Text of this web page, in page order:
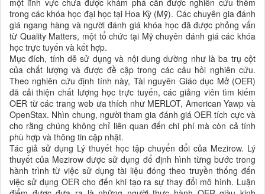
trong các khóa học đại học tại Hoa Kỳ (Mỹ). Các chuyên gia đánh
giá ngang hàng và người đánh giá khóa học đã được phỏng vấn
từ Quality Matters, một tổ chức tại Mỹ chuyên đánh giá các khóa
học trực tuyến và kết hợp.
Mục đích, tính dễ sử dụng và nội dung dường như là ba trụ cột
của chất lượng và được đề cập trong các câu hỏi nghiên cứu.
Theo nghiên cứu định tính này, Tài nguyên Giáo dục Mở (OER)
đã cải thiện chất lượng học trực tuyến, các giảng viên tìm kiếm
OER từ các trang web ưa thích như MERLOT, American Yawp và
OpenStax. Nhìn chung, người tham gia đánh giá OER tích cực và
cho rằng chúng không chỉ liên quan đến chi phí mà còn cả tính
phù hợp và thông tin cập nhật.
Tác giả sử dụng Lý thuyết học tập chuyển đổi của Mezirow. Lý
thuyết của Mezirow được sử dụng để định hình từng bước trong
hành trình từ việc sử dụng tài liệu đóng theo truyền thống đến
việc sử dụng OER cho đến khi tạo ra sự thay đổi mô hình. Luận